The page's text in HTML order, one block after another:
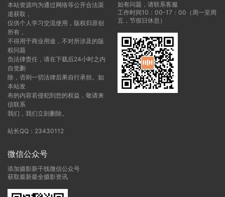
本站资源均为通过网络等公开合法渠
道获取，
仅供个人学习交流使用，版权归原创
所有，
不得用于商业用途，不对所涉及的版
权问题
负法律责任，请在下载后24小时之内
自觉删
除，否则一切法律后果自行承担。如
本站发
布的内容若侵犯到您的权益，敬请来
信联系
我们，我们立刻删除。
站长QQ：23430112
如有问题，请联系客服
工作时间10：00-17：00（周一至周
五，节假日休息）
微信公众号
添加摄影新干线微信公众号
获取最新最全摄影资讯